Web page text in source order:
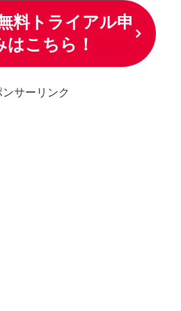
料トライアル申
はこちら！
ンサーリンク